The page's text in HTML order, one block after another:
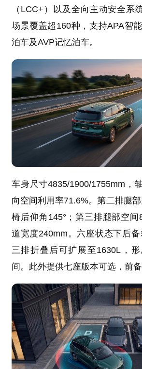
（LCC+）以及全向主动安全系
场景覆盖超160种，支持APA智
泊车及AVP记忆泊车。
车身尺寸4835/1900/1755mm，
向空间利用率71.6%。第二排腿
椅后仰角145°；第三排腿部空间
道宽度240mm。六座状态下后
三排折叠后可扩展至1630L，
间。此外提供七座版本可选，前备